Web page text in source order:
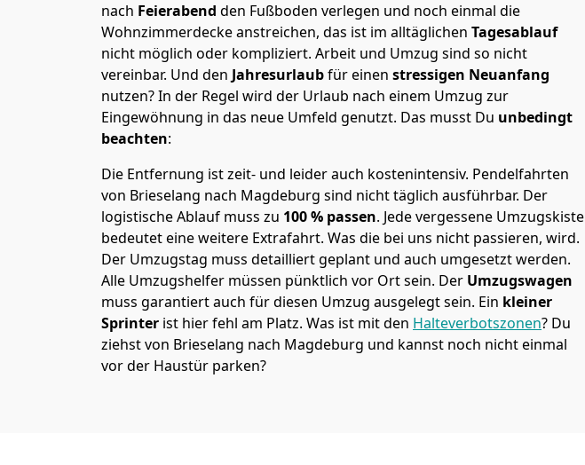
nach Feierabend den Fußboden verlegen und noch einmal die
Wohnzimmerdecke anstreichen, das ist im alltäglichen Tagesablauf
nicht möglich oder kompliziert. Arbeit und Umzug sind so nicht
vereinbar. Und den Jahresurlaubfür einen stressigen Neuanfang
nutzen? In der Regel wird der Urlaub nach einem Umzug zur
Eingewöhnung in das neue Umfeld genutzt. Das musst Du unbedingt
beachten:
Die Entfernung ist zeit- und leider auch kostenintensiv. Pendelfahrten
von Brieselang nach Magdeburg sind nicht täglich ausführbar. Der
logistische Ablauf muss zu 100 % passen. Jede vergessene Umzugskiste
bedeutet eine weitere Extrafahrt. Was die bei uns nicht passieren, wird.
Der Umzugstag muss detailliert geplant und auch umgesetzt werden.
Alle Umzugshelfer müssen pünktlich vor Ort sein. Der Umzugswagen
muss garantiert auch für diesen Umzug ausgelegt sein. Ein kleiner
Sprinter ist hier fehl am Platz. Was ist mit den Halteverbotszonen? Du
ziehst von Brieselang nach Magdeburg und kannst noch nicht einmal
vor der Haustür parken?